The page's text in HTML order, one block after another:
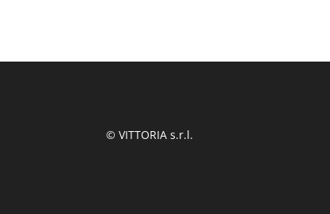
© VITTORIA s.r.l.